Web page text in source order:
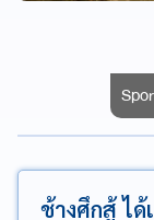
ช้างศึกสู้ ได้